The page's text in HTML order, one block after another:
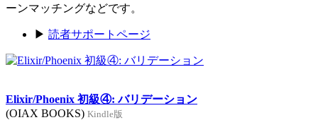
ーンマッチングなどです。
▶ 読者サポートページ
Elixir/Phoenix 初級④: バリデーション
(OIAX BOOKS) Kindle版